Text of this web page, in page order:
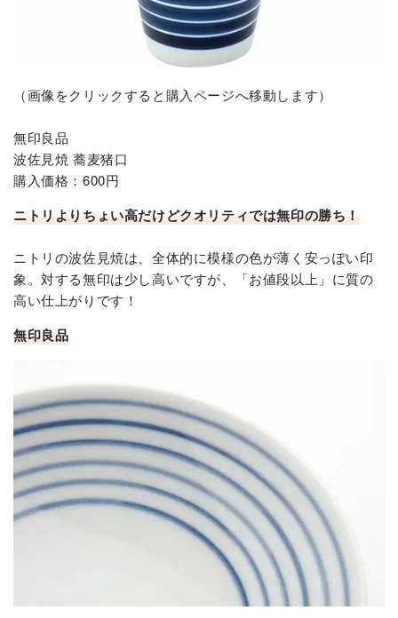
（画像をクリックすると購入ページへ移動します）
無印良品
波佐見焼 蕎麦猪口
購入価格：600円
ニトリよりちょい高だけどクオリティでは無印の勝ち！
ニトリの波佐見焼は、全体的に模様の色が薄く安っぽい印
象。対する無印は少し高いですが、「お値段以上」に質の
高い仕上がりです！
無印良品